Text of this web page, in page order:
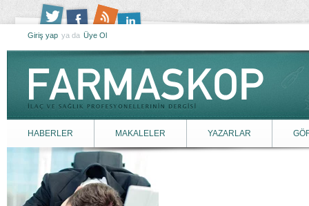
Giriş yap ya da Üye Ol
HABERLER MAKALELER YAZARLAR